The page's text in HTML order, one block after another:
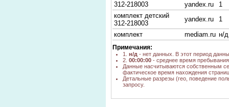
312-218003
yandex.ru
1
комплект детский
312-218003
yandex.ru
1
комплект
mediam.ru н/д
Примечания:
1. н/д - нет данных. В этот период
2. 00:00:00 - среднее время
Данные насчитываются собственным
фактическое время нахождения
Детальные разрезы (гео, поведение
запросу.